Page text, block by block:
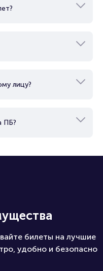
лицу?
ПБ?
билеты на лучшие
удобно и безопасно